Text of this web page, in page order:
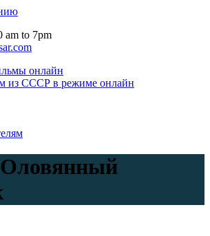
am to 7pm
онлайн
из СССР в режиме онлайн